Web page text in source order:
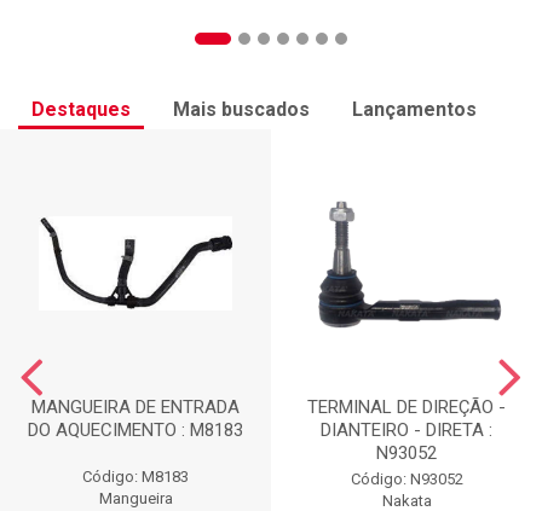
Destaques Mais buscados Lançamentos
MANGUEIRA DE ENTRADA
DO AQUECIMENTO : M8183
Código: M8183
Mangueira
TERMINAL DE DIREÇÃO -
DIANTEIRO - DIRETA :
N93052
Código: N93052
Nakata